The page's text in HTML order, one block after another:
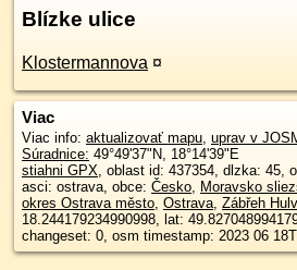
Blízke ulice
Klostermannova ¤
Viac
Viac info: aktualizovať mapu, uprav v
Súradnice: 49°49'37"N, 18°14'39"E
stiahni GPX, oblast id: 437354, dlzka: 45, oblast name: Ostrava, oblast
asci: ostrava, obce: Česko, Moravsko
okres Ostrava město, Ostrava, Zábřeh
18.244179234990998, lat:
changeset: 0, osm timestamp: 2023 06